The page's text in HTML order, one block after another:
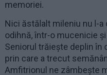
memoriei.
Nici ăstălalt mileniu nu l-
odihnă, într-o mucenicie
Seniorul trăiește deplin în
prin care a trecut
Amfitrionul ne zâmbește